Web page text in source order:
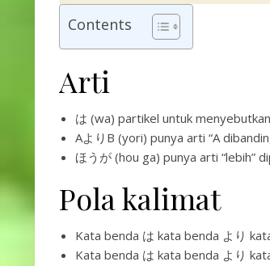
Contents
Arti
は (wa) partikel untuk
AよりB (yori) punya arti “A
ほうが (hou ga) punya arti “lebih”
Pola kalimat
Kata benda は kata benda より
Kata benda は kata benda より